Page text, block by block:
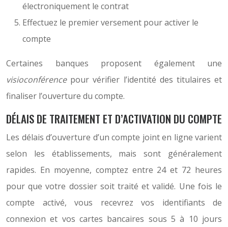
électroniquement le contrat
Effectuez le premier versement pour activer le
compte
Certaines banques proposent également une
visioconférence pour vérifier l’identité des titulaires et
finaliser l’ouverture du compte.
DÉLAIS DE TRAITEMENT ET D’ACTIVATION DU COMPTE
Les délais d’ouverture d’un compte joint en ligne varient
selon les établissements, mais sont généralement
rapides. En moyenne, comptez entre 24 et 72 heures
pour que votre dossier soit traité et validé. Une fois le
compte activé, vous recevrez vos identifiants de
connexion et vos cartes bancaires sous 5 à 10 jours